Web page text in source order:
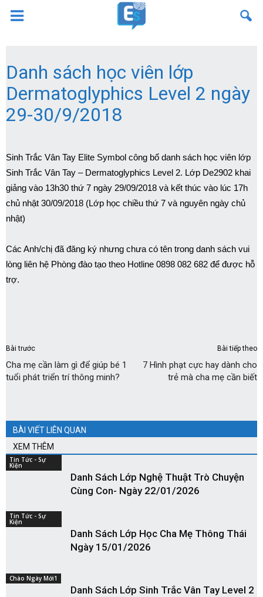
Danh sách học viên lớp
Dermatoglyphics Level 2 ngày
29-30/9/2018
Sinh Trắc Vân Tay Elite Symbol công bố danh sách học viên lớp
Sinh Trắc Vân Tay – Dermatoglyphics Level 2. Lớp De2902 khai
giảng vào 13h30 thứ 7 ngày 29/09/2018 và kết thúc vào lúc 17h
chủ nhật 30/09/2018 (Lớp học chiều thứ 7 và nguyên ngày chủ
nhật)
Các Anh/chị đã đăng ký nhưng chưa có tên trong danh sách vui
lòng liên hệ Phòng đào tạo theo Hotline 0898 082 682 để được hỗ
trợ.
Bài trước
Cha mẹ cần làm gì để giúp bé 1
tuổi phát triển trí thông minh?
Bài tiếp theo
7 Hình phạt cực hay dành cho
trẻ mà cha mẹ cần biết
BÀI VIẾT LIÊN QUAN
XEM THÊM
Tin Tức - Sự
Kiện
Danh Sách Lớp Nghệ Thuật Trò Chuyện
Cùng Con- Ngày 22/01/2026
Tin Tức - Sự
Kiện
Danh Sách Lớp Học Cha Mẹ Thông Thái
Ngày 15/01/2026
Chào Ngày Mới1
Danh Sách Lớp Sinh Trắc Vân Tay Level 2